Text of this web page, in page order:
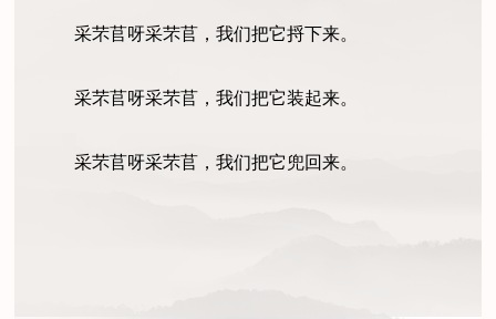
采芣苢呀采芣苢，我们把它捋下来。
采芣苢呀采芣苢，我们把它装起来。
采芣苢呀采芣苢，我们把它兜回来。